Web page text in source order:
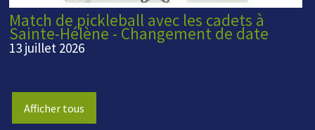
Match de pickleball avec les cadets à
Sainte-Hélène - Changement de date
13 juillet 2026
Afficher tous